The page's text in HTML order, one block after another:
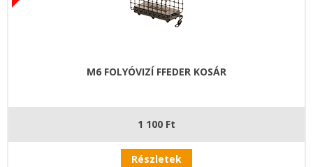
M6 FOLYÓVIZÍ FFEDER KOSÁR
1 100 Ft
Részletek